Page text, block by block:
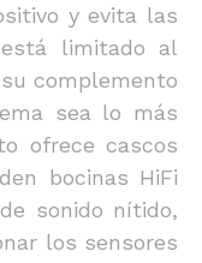
y evita las
está limitado al
complemento
sea lo más
ofrece cascos
bocinas HiFi
sonido nítido,
los sensores